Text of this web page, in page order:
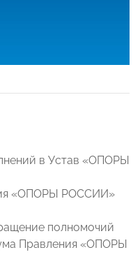
в Устав «ОПОРЫ
«ОПОРЫ РОССИИ»
полномочий
Правления «ОПОРЫ